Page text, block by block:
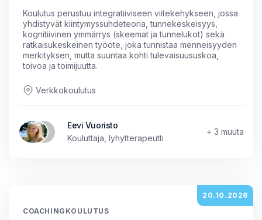
Koulutus perustuu integratiiviseen viitekehykseen, jossa
yhdistyvät kiintymyssuhdeteoria, tunnekeskeisyys,
kognitiivinen ymmärrys (skeemat ja tunnelukot) sekä
ratkaisukeskeinen työote, joka tunnistaa menneisyyden
merkityksen, mutta suuntaa kohti tulevaisuususkoa,
toivoa ja toimijuutta.
Verkkokoulutus
Eevi Vuoristo
Kouluttaja, lyhytterapeutti
+ 3 muuta
20.10.2026
COACHINGKOULUTUS